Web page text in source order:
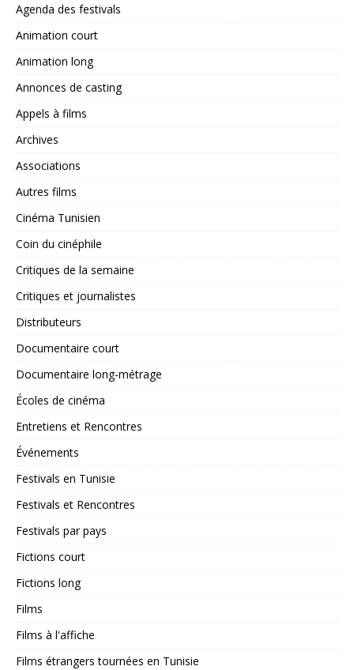
Agenda des festivals
Animation court
Animation long
Annonces de casting
Appels à films
Archives
Associations
Autres films
Cinéma Tunisien
Coin du cinéphile
Critiques de la semaine
Critiques et journalistes
Distributeurs
Documentaire court
Documentaire long-métrage
Écoles de cinéma
Entretiens et Rencontres
Événements
Festivals en Tunisie
Festivals et Rencontres
Festivals par pays
Fictions court
Fictions long
Films
Films à l'affiche
Films étrangers tournées en Tunisie